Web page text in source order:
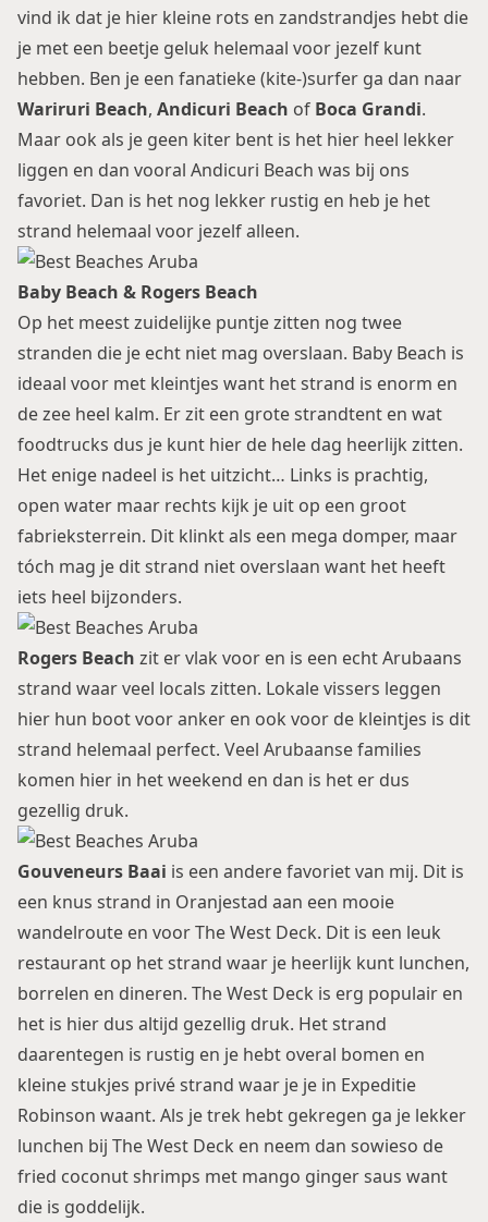
vind ik dat je hier kleine rots en zandstrandjes hebt die
je met een beetje geluk helemaal voor jezelf kunt
hebben. Ben je een fanatieke (kite-)surfer ga dan naar
Wariruri Beach, Andicuri Beach of Boca Grandi.
Maar ook als je geen kiter bent is het hier heel lekker
liggen en dan vooral Andicuri Beach was bij ons
favoriet. Dan is het nog lekker rustig en heb je het
strand helemaal voor jezelf alleen.
Baby Beach & Rogers Beach
Op het meest zuidelijke puntje zitten nog twee
stranden die je echt niet mag overslaan. Baby Beach is
ideaal voor met kleintjes want het strand is enorm en
de zee heel kalm. Er zit een grote strandtent en wat
foodtrucks dus je kunt hier de hele dag heerlijk zitten.
Het enige nadeel is het uitzicht… Links is prachtig,
open water maar rechts kijk je uit op een groot
fabrieksterrein. Dit klinkt als een mega domper, maar
tóch mag je dit strand niet overslaan want het heeft
iets heel bijzonders.
Rogers Beach zit er vlak voor en is een echt Arubaans
strand waar veel locals zitten. Lokale vissers leggen
hier hun boot voor anker en ook voor de kleintjes is dit
strand helemaal perfect. Veel Arubaanse families
komen hier in het weekend en dan is het er dus
gezellig druk.
Gouveneurs Baai is een andere favoriet van mij. Dit is
een knus strand in Oranjestad aan een mooie
wandelroute en voor The West Deck. Dit is een leuk
restaurant op het strand waar je heerlijk kunt lunchen,
borrelen en dineren. The West Deck is erg populair en
het is hier dus altijd gezellig druk. Het strand
daarentegen is rustig en je hebt overal bomen en
kleine stukjes privé strand waar je je in Expeditie
Robinson waant. Als je trek hebt gekregen ga je lekker
lunchen bij The West Deck en neem dan sowieso de
fried coconut shrimps met mango ginger saus want
die is goddelijk.